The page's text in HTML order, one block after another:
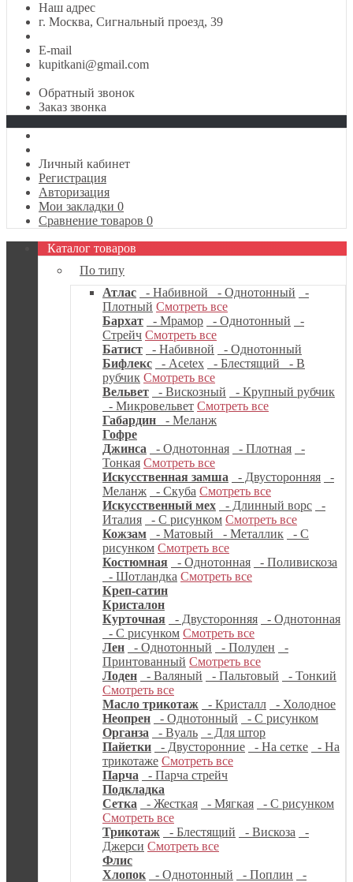
Наш адрес
г. Москва, Сигнальный проезд, 39
E-mail
kupitkani@gmail.com
Обратный звонок
Заказ звонка
Личный кабинет
Регистрация
Авторизация
Мои закладки 0
Сравнение товаров 0
Каталог товаров
По типу
Атлас
- Набивной - Однотонный
-
Плотный Смотреть все
Бархат
- Мрамор - Однотонный
-
Стрейч Смотреть все
Батист
- Набивной
- Однотонный
Бифлекс
- Acetex - Блестящий
- В
рубчик Смотреть все
Вельвет
- Вискозный
- Крупный рубчик
- Микровельвет Смотреть все
Габардин
- Меланж
Гофре
Джинса
- Однотонная - Плотная
-
Тонкая Смотреть все
Искусственная замша
- Двусторонняя
-
Меланж
- Скуба Смотреть все
Искусственный мех
- Длинный ворс
-
Италия
- С рисунком Смотреть все
Кожзам
- Матовый - Металлик
- С
рисунком Смотреть все
Костюмная
- Однотонная
- Поливискоза
- Шотландка Смотреть все
Креп-сатин
Кристалон
Курточная
- Двусторонняя
- Однотонная
- С рисунком Смотреть все
Лен
- Однотонный - Полулен
-
Принтованный Смотреть все
Лоден
- Валяный - Пальтовый
- Тонкий
Смотреть все
Масло трикотаж
- Кристалл
- Холодное
Неопрен
- Однотонный
- С рисунком
Органза
- Вуаль
- Для штор
Пайетки
- Двусторонние - На сетке
- На
трикотаже Смотреть все
Парча
- Парча стрейч
Подкладка
Сетка
- Жесткая - Мягкая
- С рисунком
Смотреть все
Трикотаж
- Блестящий - Вискоза
-
Джерси Смотреть все
Флис
Хлопок
- Однотонный - Поплин
-